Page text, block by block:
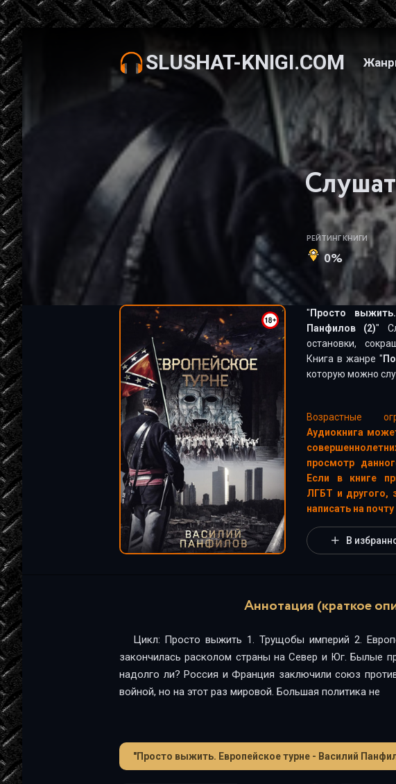
SLUSHAT-KNIGI.COM
РЕЙТИНГ КНИГИ
0%
" Просто
Панфилов (2)"
остановки,
Книга в жанре "
которую можно
Возрастные
Аудиокнига
просмотр
Если в книге
ЛГБТ и другого,
написать на
В
Аннотация (краткое
Цикл: Просто выжить 1. Трущобы империй 2.
закончилась расколом страны на Север и Юг. Былые
надолго ли? Россия и Франция заключили союз
войной, но на этот раз мировой. Большая политика не
"Просто выжить. Европейское турне - Василий